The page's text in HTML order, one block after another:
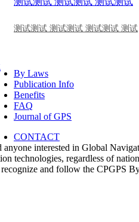
测试测试 测试测试 测试测试 测试
By Laws
Publication Info
Benefits
FAQ
Journal of GPS
CONTACT
anyone interested in Global
technologies, regardless of
and follow the CPGPS